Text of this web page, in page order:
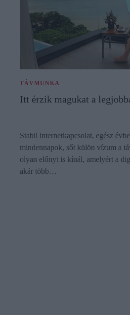
TÁVMUNKA
Itt érzik magukat a
Stabil internetkapcsolat, egész
mindennapok, sőt külön vízum a
olyan előnyt is kínál, amelyért a
akár több…